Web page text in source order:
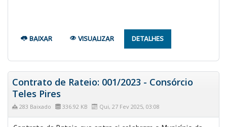
BAIXAR VISUALIZAR DETALHES
Contrato de Rateio: 001/2023 - Consórcio
Teles Pires
283 Baixado 336.92 KB Qui, 27 Fev 2025, 03:08